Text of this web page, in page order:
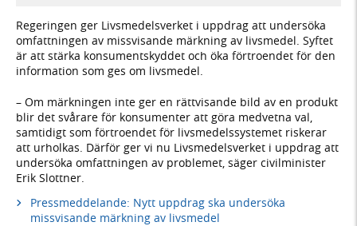
Regeringen ger Livsmedelsverket i uppdrag att undersöka
omfattningen av missvisande märkning av livsmedel. Syftet
är att stärka konsumentskyddet och öka förtroendet för den
information som ges om livsmedel.
– Om märkningen inte ger en rättvisande bild av en produkt
blir det svårare för konsumenter att göra medvetna val,
samtidigt som förtroendet för livsmedelssystemet riskerar
att urholkas. Därför ger vi nu Livsmedelsverket i uppdrag att
undersöka omfattningen av problemet, säger civilminister
Erik Slottner.
Pressmeddelande: Nytt uppdrag ska undersöka
missvisande märkning av livsmedel